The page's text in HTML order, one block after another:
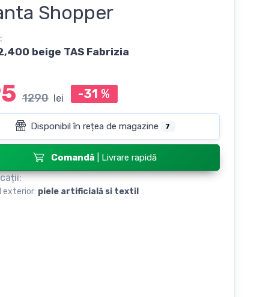
Shopper
beige TAS Fabrizia
1290 lei -31 %
Disponibil în rețea de magazine 7
Comandă | Livrare rapidă
exterior: piele artificială si textil